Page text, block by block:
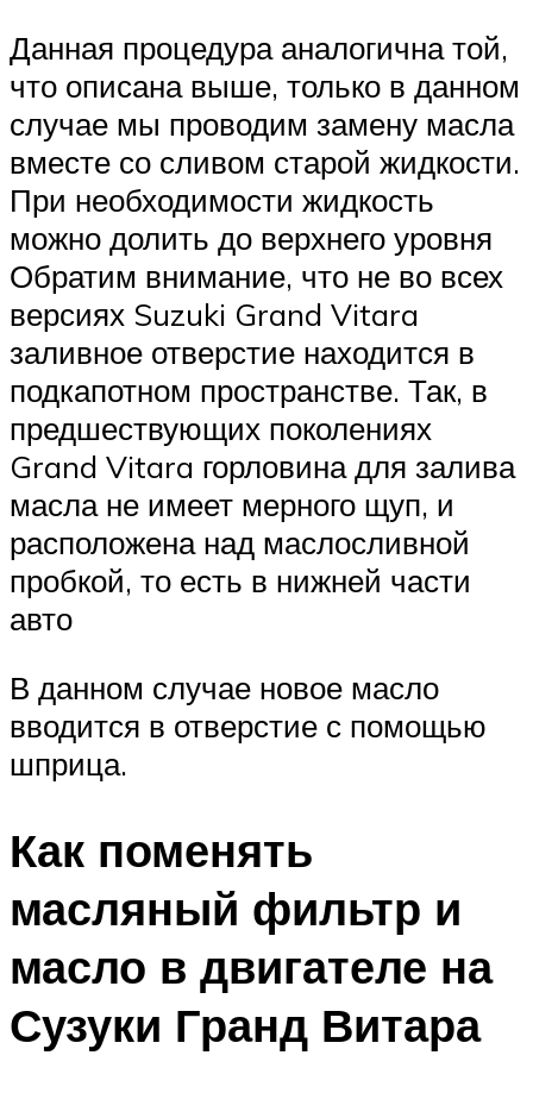
Данная процедура аналогична той,
что описана выше, только в данном
случае мы проводим замену масла
вместе со сливом старой жидкости.
При необходимости жидкость
можно долить до верхнего уровня
Обратим внимание, что не во всех
версиях Suzuki Grand Vitara
заливное отверстие находится в
подкапотном пространстве. Так, в
предшествующих поколениях
Grand Vitara горловина для залива
масла не имеет мерного щуп, и
расположена над маслосливной
пробкой, то есть в нижней части
авто
В данном случае новое масло
вводится в отверстие с помощью
шприца.
Как поменять
масляный фильтр и
масло в двигателе на
Сузуки Гранд Витара